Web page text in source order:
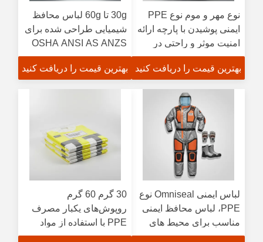
نوع مهر و موم نوع PPE
ایمنی پوشیدن با پارچه ارائه
امنیت موثر و راحتی در
محیط کار سخت
بهترین قیمت را دریافت کنید
30g تا 60g لباس محافظ
شیمیایی طراحی شده برای
OSHA ANSI AS ANZS
استانداردهای انطباق ایده
آل برای واکنش به ریزش
بهترین قیمت را دریافت کنید
لباس ایمنی Omniseal نوع
PPE، لباس محافظ ایمنی
مناسب برای محیط های
خطرناک نیازمند محافظت
30 گرم 60 گرم
روپوش‌های یکبار مصرف
PPE با استفاده از مواد
بازتابنده 3M Scotchlite که